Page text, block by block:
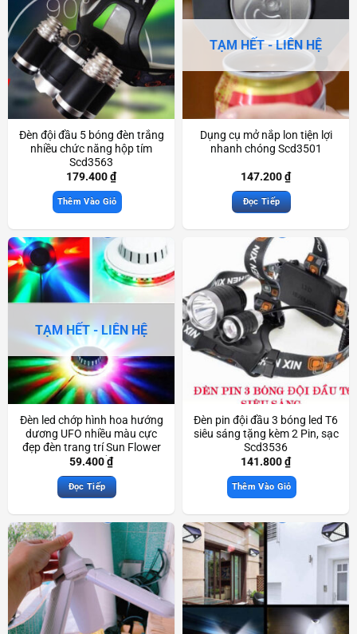
Đèn đội đầu 5 bóng đèn trắng
nhiều chức năng hộp tím
Scd3563
179.400₫
Thêm Vào Giỏ
TẠM HẾT - LIÊN HỆ
Dụng cụ mở nắp lon tiện lợi
nhanh chóng Scd3501
147.200₫
Đọc Tiếp
TẠM HẾT - LIÊN HỆ
Đèn led chớp hình hoa hướng
dương UFO nhiều màu cực
đẹp đèn trang trí Sun Flower
Led Light đẹp mắt Scd3740
59.400₫
Đọc Tiếp
Đèn pin đội đầu 3 bóng led T6
siêu sáng tặng kèm 2 Pin, sạc
Scd3536
141.800₫
Thêm Vào Giỏ